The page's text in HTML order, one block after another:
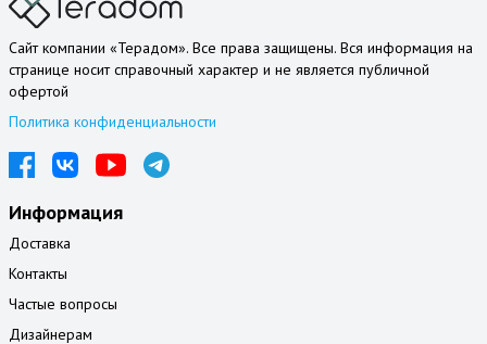
Сайт компании «Терадом». Все права защищены. Вся информация на
странице носит справочный характер и не является публичной
офертой
Политика конфиденциальности
Информация
Доставка
Контакты
Частые вопросы
Дизайнерам